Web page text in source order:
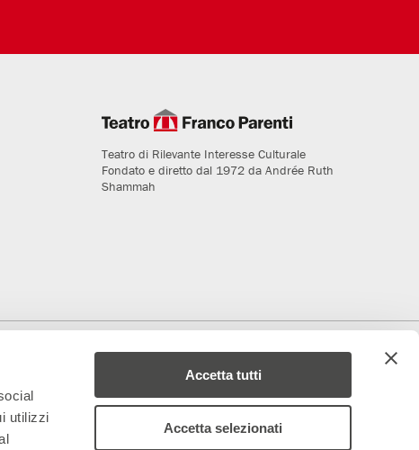
utilizzi
Accetta tutti
Accetta selezionati
Teatro di Rilevante Interesse Culturale
Fondato e diretto dal 1972 da Andrée Ruth
Shammah
Media Partner